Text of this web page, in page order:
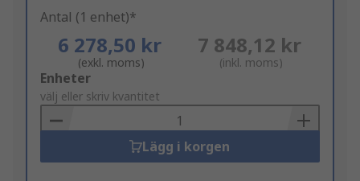
Antal (1 enhet)*
6 278,50 kr
(exkl. moms)
7 848,12 kr
(inkl. moms)
Add
to
Basket
Enheter
välj eller skriv kvantitet
Lägg i korgen